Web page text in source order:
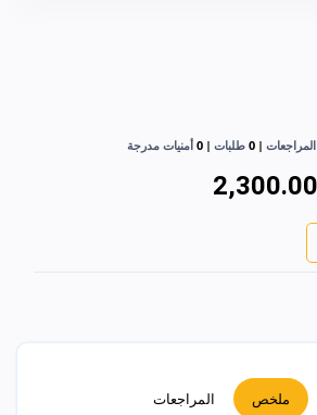
المراجعات 0 طلبات 0 أمنيات مدرجة
ملخص المراجعات